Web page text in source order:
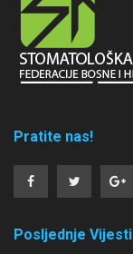
Pratite nas!
Posljednje Vijesti